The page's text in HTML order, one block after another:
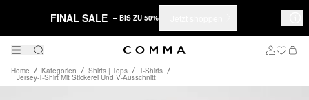
FINAL SALE – BIS ZU 50%
Home Kategorien Shirts | Tops T-Shirts
Jersey-T-Shirt Mit Stickerei Und V-Ausschnitt